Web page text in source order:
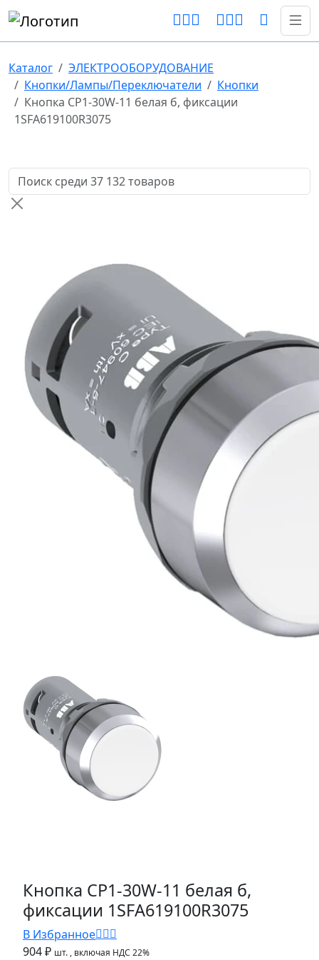
Каталог
ЭЛЕКТРООБОРУДОВАНИЕ
Кнопки/Лампы/Переключатели
Кнопки
Кнопка CP1-30W-11 белая б, фиксации
1SFA619100R3075
Поиск товаров по названию или артикулу
Кнопка CP1-30W-11 белая б,
фиксации 1SFA619100R3075
В Избранное
904 ₽ шт. , включая НДС 22%